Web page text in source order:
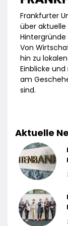
Frankfurter
über
Von
hin zu
Einblicke
am
sind.
Aktuelle